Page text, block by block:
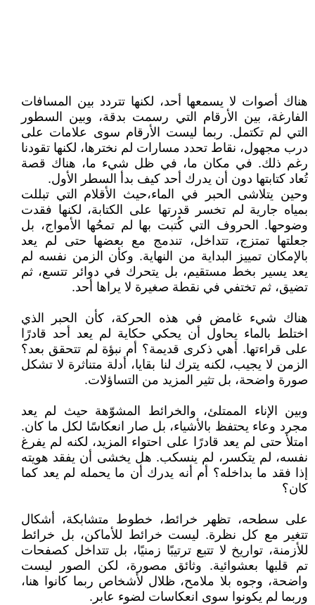
هناك أصوات لا يسمعها أحد، لكنها تتردد بين المسافات
الفارغة، بين الأرقام التي رسمت بدقة، وبين السطور
التي لم تكتمل. ربما ليست الأرقام سوى علامات على
درب مجهول، نقاط تحدد مسارات لم نخترها، لكنها تقودنا
رغم ذلك. في مكان ما، في ظل شيء ما، هناك قصة
تُعاد كتابتها دون أن يدرك أحد كيف بدأ السطر الأول.
وحين يتلاشى الحبر في الماء،حيث الأقلام التي تبللت
بمياه جارية لم تخسر قدرتها على الكتابة، لكنها فقدت
وضوحها. الحروف التي كُتبت بها لم تمحُها الأمواج، بل
جعلتها تمتزج، تتداخل، تندمج مع بعضها حتى لم يعد
بالإمكان تمييز البداية من النهاية. وكأن الزمن نفسه لم
يعد يسير بخط مستقيم، بل يتحرك في دوائر تتسع، ثم
تضيق، ثم تختفي في نقطة صغيرة لا يراها أحد.
هناك شيء غامض في هذه الحركة، كأن الحبر الذي
اختلط بالماء يحاول أن يحكي حكاية لم يعد أحد قادرًا
على قراءتها. أهي ذكرى قديمة؟ أم نبؤة لم تتحقق بعد؟
الزمن لا يجيب، لكنه يترك لنا بقايا، أدلة متناثرة لا تشكل
صورة واضحة، بل تثير المزيد من التساؤلات.
وبين الإناء الممتلئ، والخرائط المشوّهة حيث لم يعد
مجرد وعاء يحتفظ بالأشياء، بل صار انعكاسًا لكل ما كان.
امتلأ حتى لم يعد قادرًا على احتواء المزيد، لكنه لم يفرغ
نفسه، لم يتكسر، لم ينسكب. هل يخشى أن يفقد هويته
إذا فقد ما بداخله؟ أم أنه يدرك أن ما يحمله لم يعد كما
كان؟
على سطحه، تظهر خرائط، خطوط متشابكة، أشكال
تتغير مع كل نظرة. ليست خرائط للأماكن، بل خرائط
للأزمنة، تواريخ لا تتبع ترتيبًا زمنيًا، بل تتداخل كصفحات
تم قلبها بعشوائية. وثائق مصورة، لكن الصور ليست
واضحة، وجوه بلا ملامح، ظلال لأشخاص ربما كانوا هنا،
وربما لم يكونوا سوى انعكاسات لضوء عابر.